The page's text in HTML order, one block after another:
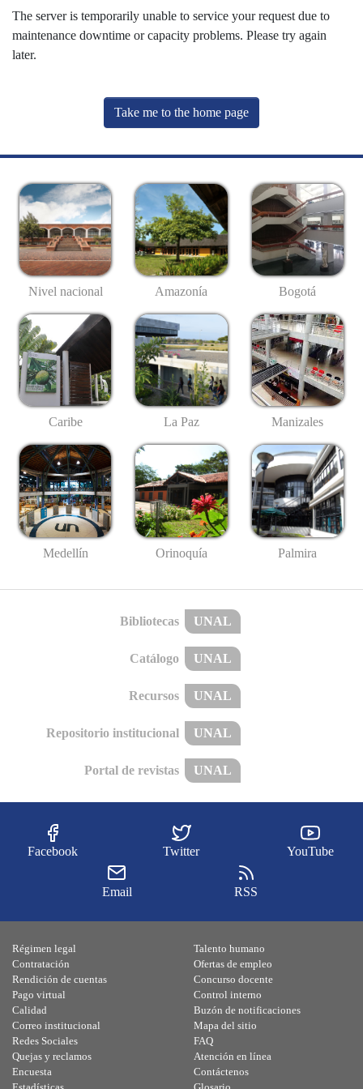
The server is temporarily unable to service your request due to
maintenance downtime or capacity problems. Please try again
later.
Take me to the home page
Nivel nacional Amazonía Bogotá
Caribe La Paz Manizales
Medellín Orinoquía Palmira
Bibliotecas UNAL
Catálogo UNAL
Recursos UNAL
Repositorio institucional UNAL
Portal de revistas UNAL
Facebook Twitter YouTube
Email RSS
Régimen legal
Contratación
Rendición de cuentas
Pago virtual
Calidad
Talento humano
Ofertas de empleo
Concurso docente
Control interno
Buzón de notificaciones
Correo institucional
Redes Sociales
Quejas y reclamos
Encuesta
Mapa del sitio
FAQ
Atención en línea
Contáctenos